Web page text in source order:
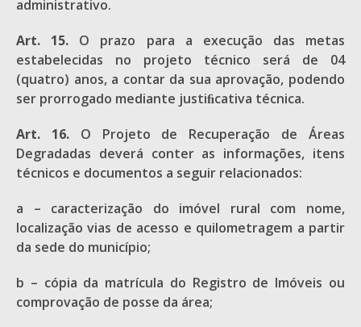
administrativo.
Art. 15. O prazo para a execução das metas
estabelecidas no projeto técnico será de 04
(quatro) anos, a contar da sua aprovação, podendo
ser prorrogado mediante justiﬁcativa técnica.
Art. 16.O Projeto de Recuperação de Áreas
Degradadas deverá conter as informações, itens
técnicos e documentos a seguir relacionados:
a – caracterização do imóvel rural com nome,
localização vias de acesso e quilometragem a partir
da sede do município;
b – cópia da matrícula do Registro de Imóveis ou
comprovação de posse da área;